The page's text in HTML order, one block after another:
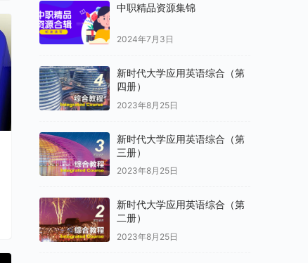
中职精品资源集锦
2024年7月3日
新时代大学应用英语综合（第
四册）
2023年8月25日
新时代大学应用英语综合（第
三册）
2023年8月25日
新时代大学应用英语综合（第
二册）
2023年8月25日